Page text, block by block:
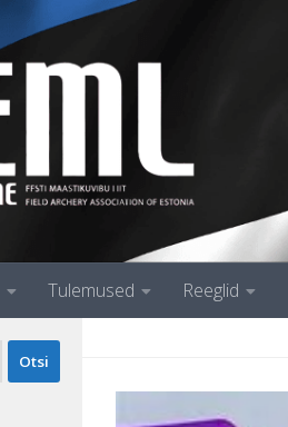
Tulemused Reeglid